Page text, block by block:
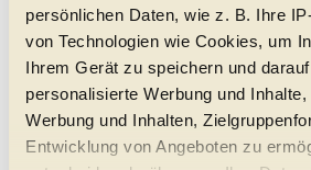
persönlichen Daten, wie z. B. Ihre
von Technologien wie Cookies, um
Ihrem Gerät zu speichern und
personalisierte Werbung und
Werbung und Inhalten,
Entwicklung von Angeboten zu
Die Originalversion des Sentinel
glänzend schwarzen Lack und
ließ sich auch die Tatsache
Studie keinen fertigen Innenraum
arbeitete weiter an der 5,54
und zeigte sie später in fertiger